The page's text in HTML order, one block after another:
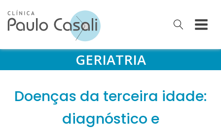
GERIATRIA
Doenças da terceira idade:
diagnóstico e